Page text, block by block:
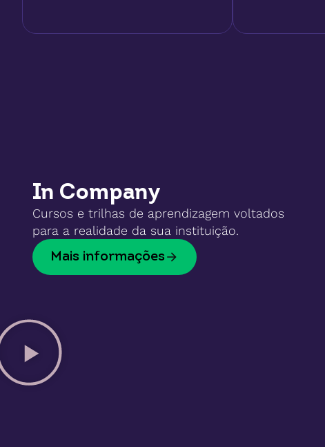
In Company
Cursos e trilhas de aprendizagem voltados
para a realidade da sua instituição.
Mais informações